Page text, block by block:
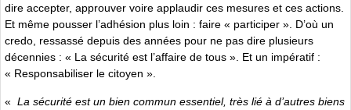
dire accepter, approuver voire applaudir ces mesures et ces actions.
Et même pousser l’adhésion plus loin : faire « participer ». D’où un
credo, ressassé depuis des années pour ne pas dire plusieurs
décennies : « La sécurité est l’affaire de tous ». Et un impératif :
« Responsabiliser le citoyen ».
« La sécurité est un bien commun essentiel, très lié à d’autres biens